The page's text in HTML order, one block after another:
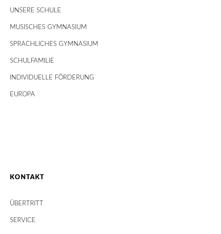
UNSERE SCHULE
MUSISCHES GYMNASIUM
SPRACHLICHES GYMNASIUM
SCHULFAMILIE
INDIVIDUELLE FÖRDERUNG
EUROPA
KONTAKT
ÜBERTRITT
SERVICE